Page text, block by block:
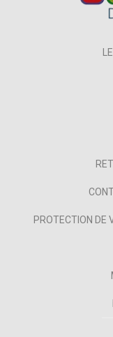
PROTECTION DE